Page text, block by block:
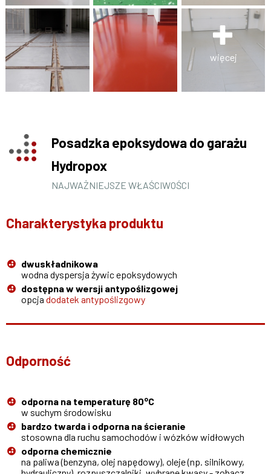
więcej
Posadzka epoksydowa do garażu
Hydropox
NAJWAŻNIEJSZE WŁAŚCIWOŚCI
Charakterystyka produktu
dwuskładnikowa
wodna dyspersja żywic epoksydowych
dostępna w wersji antypoślizgowej
opcja dodatek antypoślizgowy
Odporność
odporna na temperaturę 80oC
w suchym środowisku
bardzo twarda i odporna na ścieranie
stosowna dla ruchu samochodów i wózków widłowych
odporna chemicznie
na paliwa (benzyna, olej napędowy), oleje (np. silnikowy,